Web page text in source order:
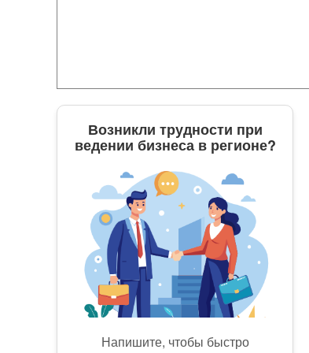
Возникли трудности при
ведении бизнеса в регионе?
Напишите, чтобы быстро